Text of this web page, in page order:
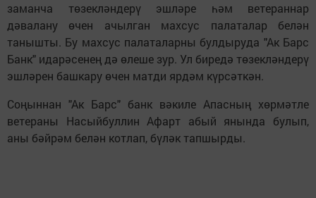
заманча төзекләндерү эшләре һәм ветераннар
дәвалану өчен ачылган махсус палаталар белән
танышты. Бу махсус палаталарны булдыруда "Ак Барс
Банк" идарәсенең дә өлеше зур. Ул биредә төзекләндерү
эшләрен башкару өчен матди ярдәм күрсәткән.
Соңыннан "Ак Барс" банк вәкиле Апасның хөрмәтле
ветераны Насыйбуллин Афарт абый янында булып,
аны бәйрәм белән котлап, бүләк тапшырды.